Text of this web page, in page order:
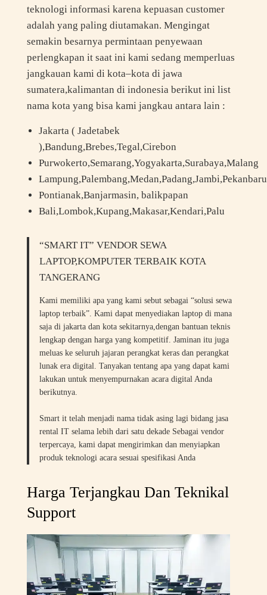
teknologi informasi karena kepuasan customer
adalah yang paling diutamakan. Mengingat
semakin besarnya permintaan penyewaan
perlengkapan it saat ini kami sedang memperluas
jangkauan kami di kota–kota di jawa
sumatera,kalimantan di indonesia berikut ini list
nama kota yang bisa kami jangkau antara lain :
Jakarta ( Jadetabek
),Bandung,Brebes,Tegal,Cirebon
Purwokerto,Semarang,Yogyakarta,Surabaya,Malang
Lampung,Palembang,Medan,Padang,Jambi,Pekanbaru
Pontianak,Banjarmasin, balikpapan
Bali,Lombok,Kupang,Makasar,Kendari,Palu
“SMART IT” VENDOR SEWA
LAPTOP,KOMPUTER TERBAIK KOTA
TANGERANG
Kami memiliki apa yang kami sebut sebagai “solusi sewa
laptop terbaik”. Kami dapat menyediakan laptop di mana
saja di jakarta dan kota sekitarnya,dengan bantuan teknis
lengkap dengan harga yang kompetitif. Jaminan itu juga
meluas ke seluruh jajaran perangkat keras dan perangkat
lunak era digital. Tanyakan tentang apa yang dapat kami
lakukan untuk menyempurnakan acara digital Anda
berikutnya.
Smart it telah menjadi nama tidak asing lagi bidang jasa
rental IT selama lebih dari satu dekade Sebagai vendor
terpercaya, kami dapat mengirimkan dan menyiapkan
produk teknologi acara sesuai spesifikasi Anda
Harga Terjangkau Dan Teknikal
Support